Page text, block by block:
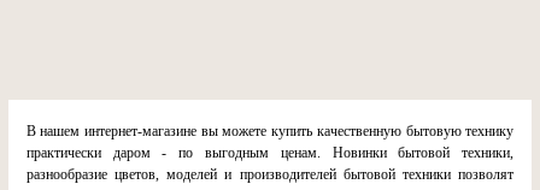
В нашем интернет-магазине вы можете купить качественную бытовую технику
практически даром - по выгодным ценам. Новинки бытовой техники,
разнообразие цветов, моделей и производителей бытовой техники позволят